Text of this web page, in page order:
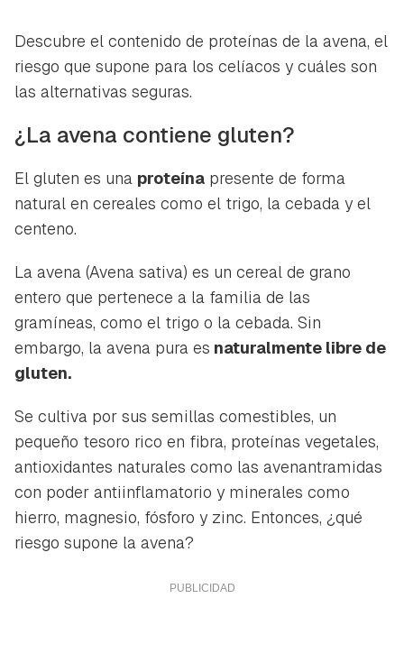
Descubre el contenido de proteínas de la avena, el
riesgo que supone para los celíacos y cuáles son
las alternativas seguras.
¿La avena contiene gluten?
El gluten es una proteína presente de forma
natural en cereales como el trigo, la cebada y el
centeno.
La avena (Avena sativa) es un cereal de grano
entero que pertenece a la familia de las
gramíneas, como el trigo o la cebada. Sin
embargo, la avena pura es naturalmente libre de
gluten.
Se cultiva por sus semillas comestibles, un
pequeño tesoro rico en fibra, proteínas vegetales,
antioxidantes naturales como las avenantramidas
con poder antiinflamatorio y minerales como
hierro, magnesio, fósforo y zinc. Entonces, ¿qué
riesgo supone la avena?